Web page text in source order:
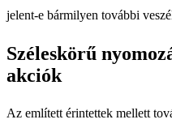
jelent-e bármilyen további
Széleskörű
akciók
Az említett érintettek mellett